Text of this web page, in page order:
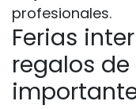
profesionales.
Ferias
regalos